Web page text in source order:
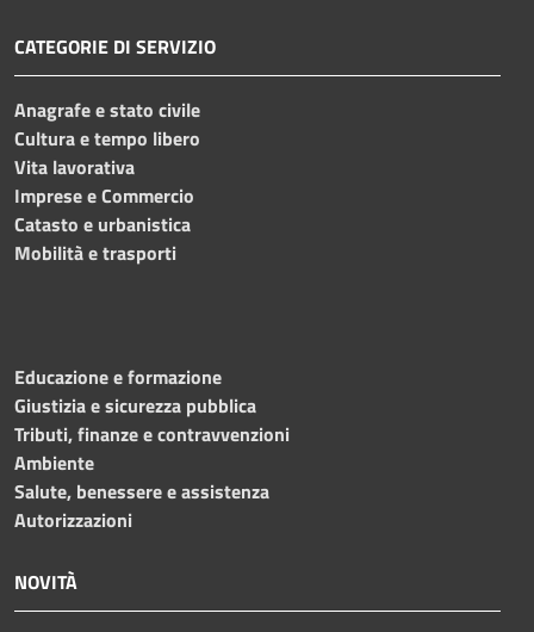
CATEGORIE DI SERVIZIO
Anagrafe e stato civile
Cultura e tempo libero
Vita lavorativa
Imprese e Commercio
Catasto e urbanistica
Mobilità e trasporti
Educazione e formazione
Giustizia e sicurezza pubblica
Tributi, finanze e contravvenzioni
Ambiente
Salute, benessere e assistenza
Autorizzazioni
NOVITÀ